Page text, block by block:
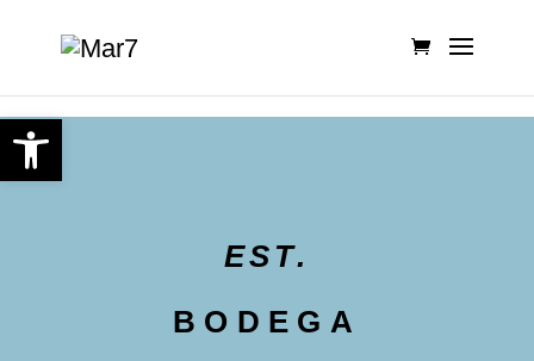
Abrir barra de herramientas
EST.
BODEGA